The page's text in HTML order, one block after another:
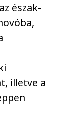
észak-
illetve a